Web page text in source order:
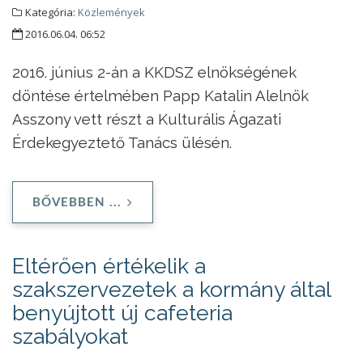
Kategória: Közlemények
2016.06.04. 06:52
2016. június 2-án a KKDSZ elnökségének
döntése értelmében Papp Katalin Alelnök
Asszony vett részt a Kulturális Ágazati
Érdekegyeztető Tanács ülésén.
BŐVEBBEN ...
Eltérően értékelik a
szakszervezetek a kormány által
benyújtott új cafeteria
szabályokat